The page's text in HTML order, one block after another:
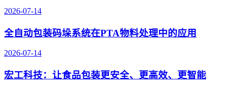
2026-07-14
全自动包装码垛系统在PTA物料处理中的应用
2026-07-14
宏工科技：让食品包装更安全、更高效、更智能